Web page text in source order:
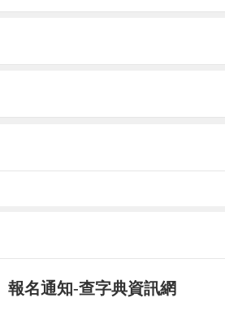
以上)勞動保障行政部門審查。
報名通知-查字典資訊網